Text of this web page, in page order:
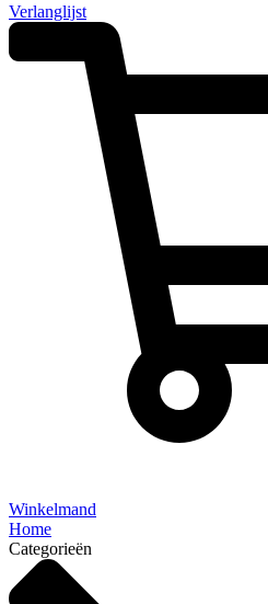
Verlanglijst
Winkelmand
Home
Categorieën